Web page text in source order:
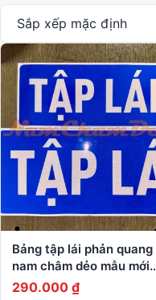
Bảng tập lái phản quang
nam châm dẻo mẫu mới
2026
290.000 ₫